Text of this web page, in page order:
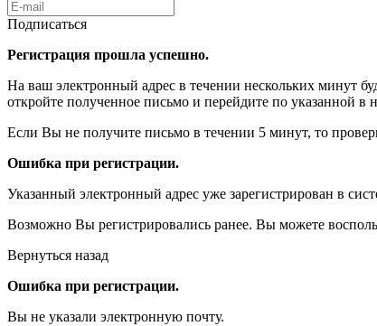
Подписаться
Регистрация прошла успешно.
На ваш электронный адрес в течении нескольких минут
откройте полученное письмо и перейдите по указанной в
Если Вы не получите письмо в течении 5 минут, то
Ошибка при регистрации.
Указанный электронный адрес уже зарегистрирован в
Возможно Вы регистрировались ранее. Вы можете
Вернуться назад
Ошибка при регистрации.
Вы не указали электронную почту.